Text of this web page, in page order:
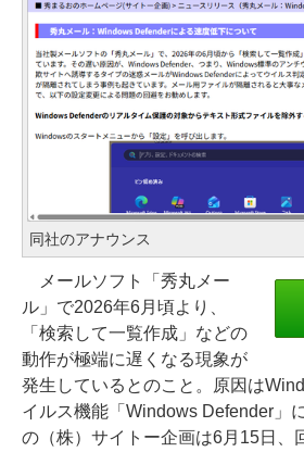
同社のアナウンス
メールソフト「秀丸メー
ル」で2026年6月頃より、
「検索して一覧作成」などの
動作が極端に遅くなる現象が
発生しているとのこと。原因は
イルス機能「Windows Defender」
の（株）サイトー企画は6月15日、